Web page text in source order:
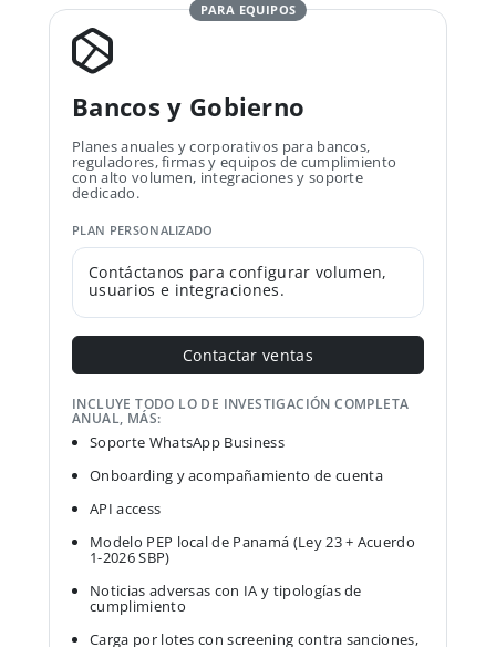
PARA EQUIPOS
Bancos y Gobierno
Planes anuales y corporativos para bancos,
reguladores, firmas y equipos de cumplimiento
con alto volumen, integraciones y soporte
dedicado.
PLAN PERSONALIZADO
Contáctanos para configurar volumen,
usuarios e integraciones.
Contactar ventas
INCLUYE TODO LO DE INVESTIGACIÓN COMPLETA
ANUAL, MÁS:
Soporte WhatsApp Business
Onboarding y acompañamiento de cuenta
API access
Modelo PEP local de Panamá (Ley 23 + Acuerdo
1-2026 SBP)
Noticias adversas con IA y tipologías de
cumplimiento
Carga por lotes con screening contra sanciones,